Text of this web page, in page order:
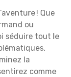
! Que
ou
séduire tout le
la
comme